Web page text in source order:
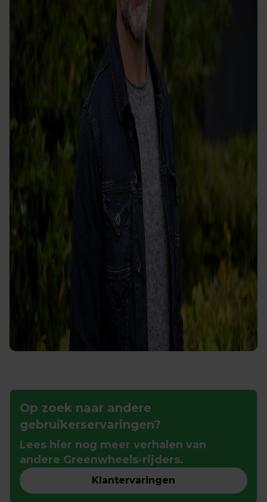
Op zoek naar andere
gebruikerservaringen?
Lees hier nog meer verhalen van
andere Greenwheels-rijders.
Klantervaringen